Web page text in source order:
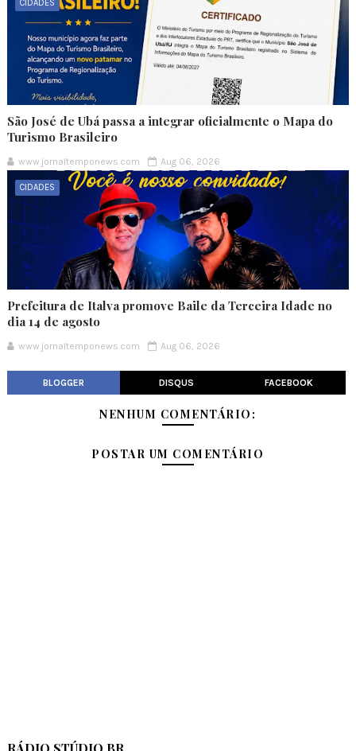
CIDADES
São José de Ubá passa a integrar oficialmente o Mapa do
Turismo Brasileiro
www.jornaltemponews.com Aug 06, 2026
CIDADES
Prefeitura de Italva promove Baile da Terceira Idade no
dia 14 de agosto
www.jornaltemponews.com Aug 06, 2026
BLOGGER DISQUS FACEBOOK
NENHUM COMENTÁRIO:
POSTAR UM COMENTÁRIO